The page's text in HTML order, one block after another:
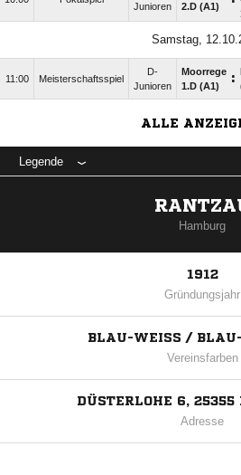
Junioren
2.D (A1)
Samstag,
11:00 Meisterschaftsspiel
D-
Junioren
Moorrege
1.D (A1)
:
ALLE
Legende
Hamburg
1912
Gründungsjahr
BLAU-WEISS / BLAU-
Vereinsfarben
DÜSTERLOHE 6, 25355
Adresse